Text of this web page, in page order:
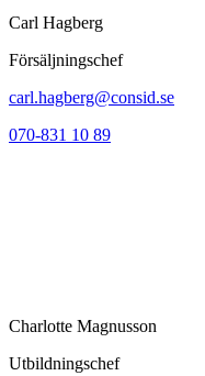
Carl Hagberg
Försäljningschef
carl.hagberg@consid.se
070-831 10 89
Charlotte Magnusson
Utbildningschef